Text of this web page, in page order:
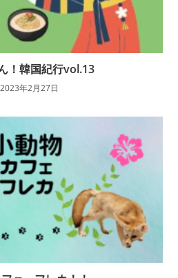
！韓国紀行vol.13
2023年2月27日